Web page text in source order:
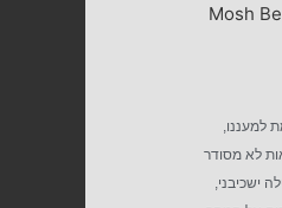
Mosh
למעננו,
לא מסודר
ישכיבני,